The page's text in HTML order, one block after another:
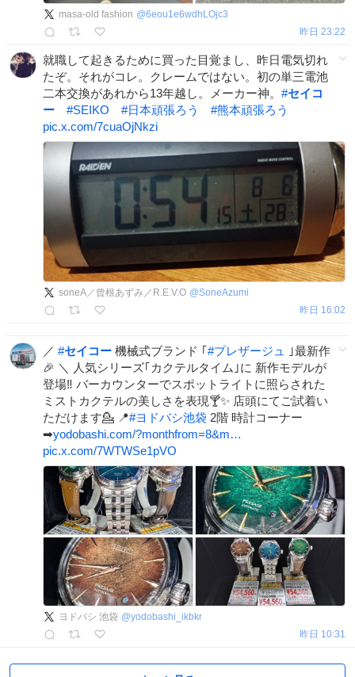
masa-old fashion @6eou1e6wdhLOjc3
昨日 23:22
就職して起きるために買った目覚まし、昨日電気切れ
たぞ。それがコレ。クレームではない。初の単三電池
二本交換があれから13年越し。メーカー神。 #セイコ
ー
#SEIKO #日本頑張ろう #熊本頑張ろう
pic.x.com/7cuaOjNkzi
soneA／曾根あずみ／R.E.V.O @SoneAzumi
昨日 16:02
／ #セイコー 機械式ブランド ｢#プレザージュ
｣最新作
🎉 ＼ 人気シリーズ｢カクテルタイム｣に 新作モデルが
登場‼ バーカウンターでスポットライトに照らされた
ミストカクテルの美しさを表現🍸✨ 店頭にてご試着い
ただけます💁 📍#ヨドバシ池袋 2階 時計コーナー
➡yodobashi.com/?monthfrom=8&m…
pic.x.com/7WTWSe1pVO
ヨドバシ 池袋 @yodobashi_ikbkr
昨日 10:31